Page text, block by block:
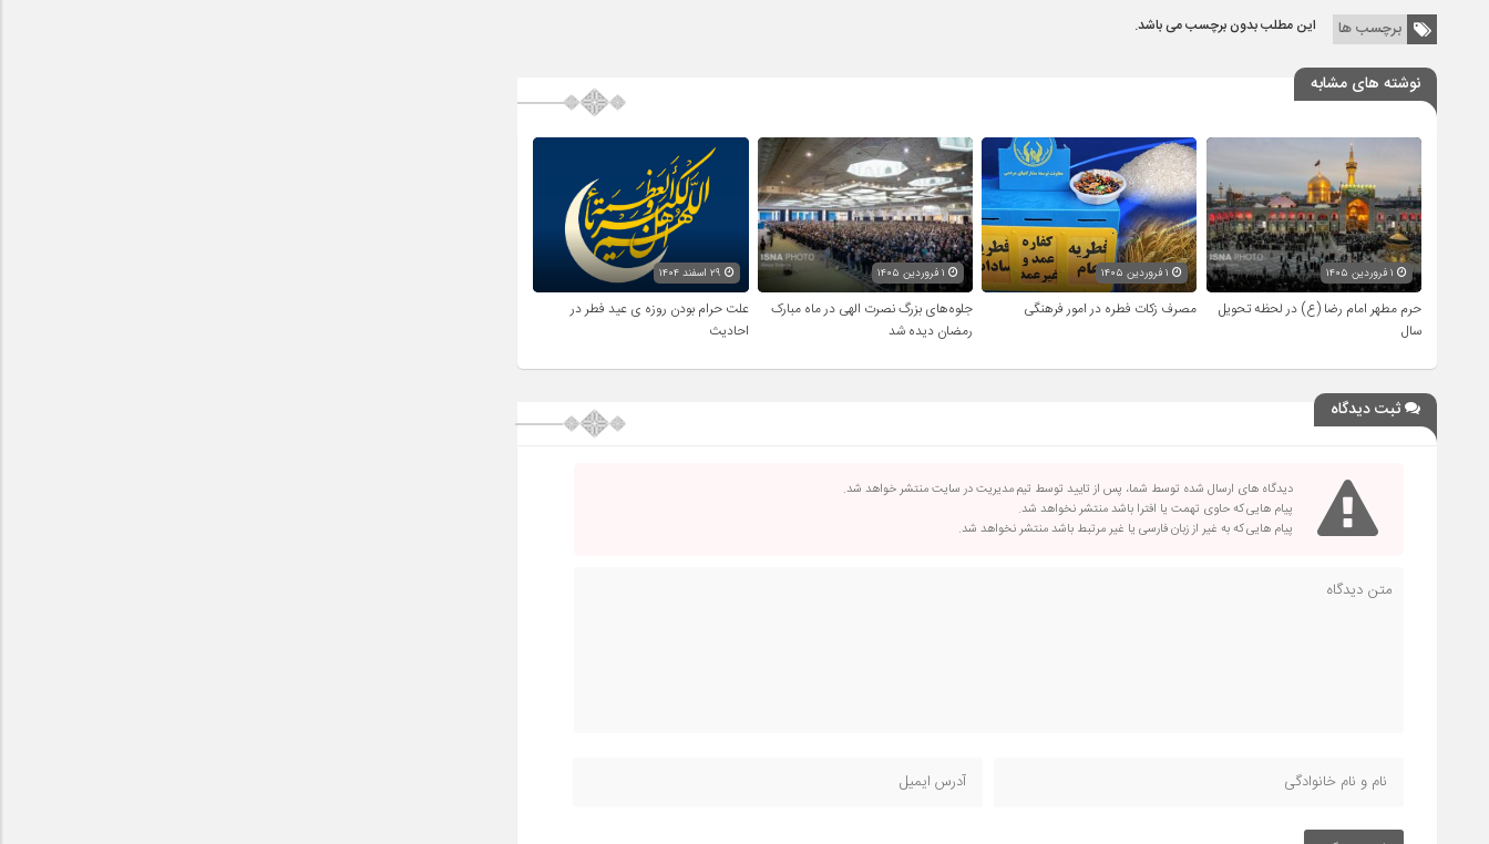
برچسب ها این مطلب بدون برچسب می باشد.
نوشته های مشابه
حرم مطهر امام رضا (ع) در لحظه تحویل
سال
۱ فروردین ۱۴۰۵
مصرف زکات فطره در امور فرهنگی
جلوه‌های بزرگ نصرت الهی در ماه مبارک
رمضان دیده شد
علت حرام بودن روزه ی عید فطر در
احادیث
ثبت دیدگاه
دیدگاه های ارسال شده توسط شما، پس از تایید توسط تیم مدیریت در سایت منتشر خواهد شد.
پیام هایی که حاوی تهمت یا افترا باشد منتشر نخواهد شد.
پیام هایی که به غیر از زبان فارسی یا غیر مرتبط باشد منتشر نخواهد شد.